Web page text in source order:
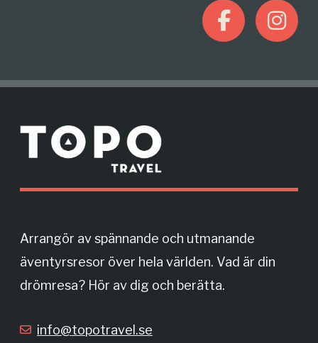
F
b
o
o
I
a
M
Arrangör av spännande och utmanande
äventyrsresor över hela världen. Vad är din
drömresa? Hör av dig och berätta.
info@topotravel.se